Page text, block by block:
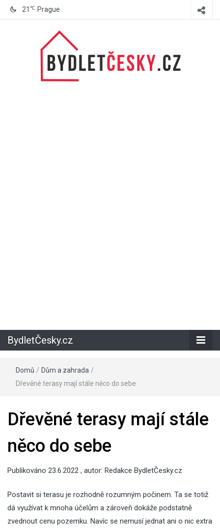
21 ℃ Prague
BydletČesky.cz
Domů / Dům a zahrada /
Dřevěné terasy mají stále něco do sebe
Dřevěné terasy mají stále
něco do sebe
Publikováno 23.6.2022 , autor: Redakce BydletČesky.cz
Postavit si terasu je rozhodně rozumným počinem. Ta se totiž
dá využívat k mnoha účelům a zároveň dokáže podstatně
zvednout cenu pozemku. Navíc se nemusí jednat ani o nic extra